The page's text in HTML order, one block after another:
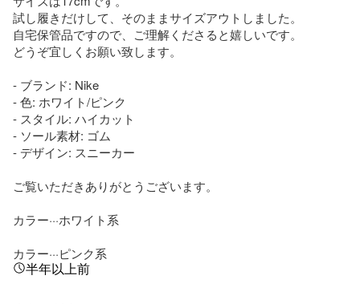
試し履きだけして、そのままサイズアウトしました。
自宅保管品ですので、ご理解くださると嬉しいです。
どうぞ宜しくお願い致します。
- ブランド: Nike
- 色: ホワイト/ピンク
- スタイル: ハイカット
- ソール素材: ゴム
- デザイン: スニーカー
ご覧いただきありがとうございます。
カラー···ホワイト系
カラー···ピンク系
半年以上前